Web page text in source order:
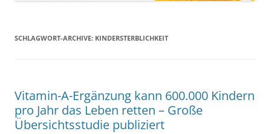
SCHLAGWORT-ARCHIVE: KINDERSTERBLICHKEIT
Vitamin-A-Ergänzung kann 600.000 Kindern
pro Jahr das Leben retten – Große
Übersichtsstudie publiziert